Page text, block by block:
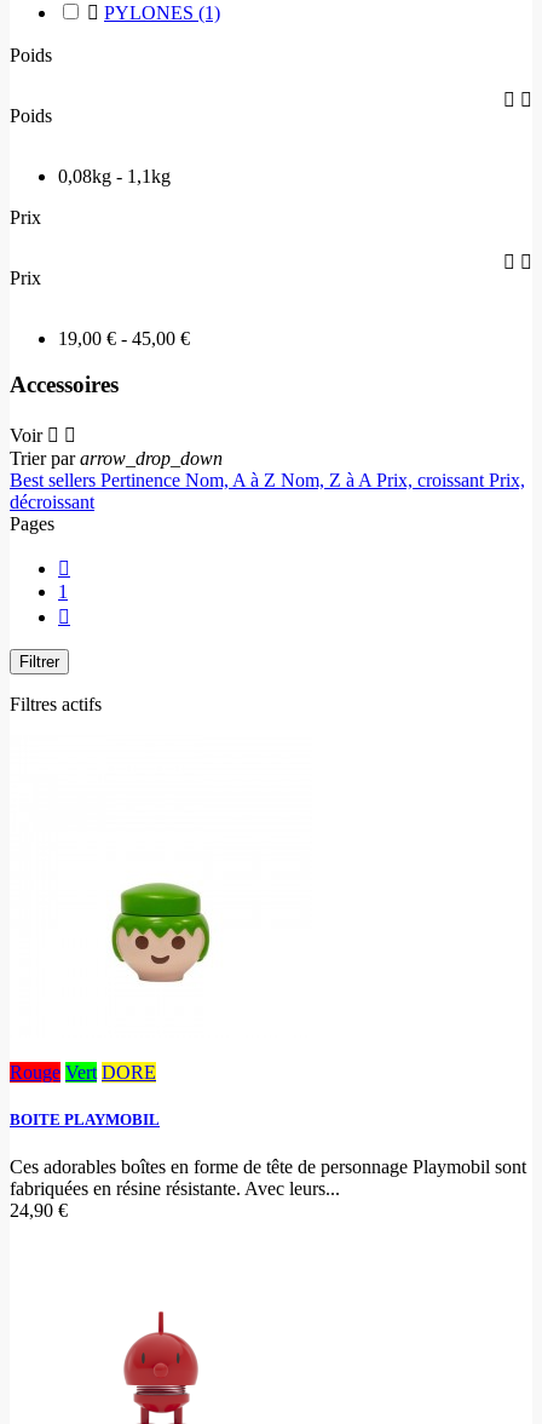
 PYLONES (1)
Poids
Poids
 
0,08kg - 1,1kg
Prix
Prix
 
19,00 € - 45,00 €
Accessoires
Voir  
Trier par arrow_drop_down
Best sellers Pertinence Nom, A à Z Nom, Z à A Prix, croissant Prix,
décroissant
Pages

1

Filtrer
Filtres actifs
Rouge Vert DORE
BOITE PLAYMOBIL
Ces adorables boîtes en forme de tête de personnage Playmobil sont
fabriquées en résine résistante. Avec leurs...
24,90 €